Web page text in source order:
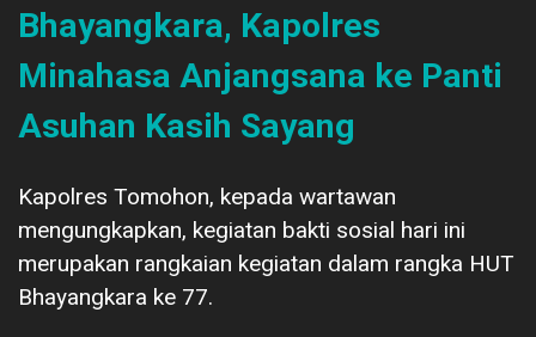
Bhayangkara, Kapolres
Minahasa Anjangsana ke Panti
Asuhan Kasih Sayang
Kapolres Tomohon, kepada wartawan
mengungkapkan, kegiatan bakti sosial hari ini
merupakan rangkaian kegiatan dalam rangka HUT
Bhayangkara ke 77.